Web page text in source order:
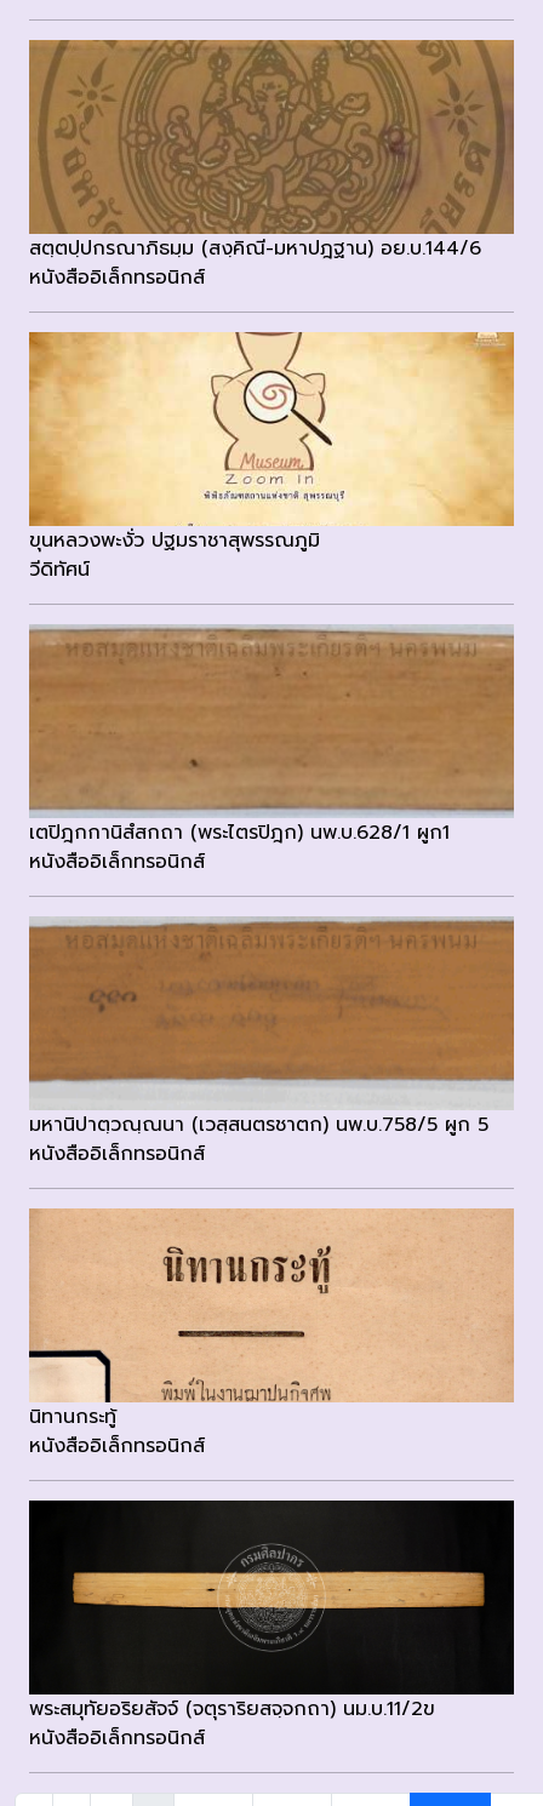
สตฺตปฺปกรณาภิธมฺม (สงฺคิณี-มหาปฎฐาน) อย.บ.144/6
หนังสืออิเล็กทรอนิกส์
ขุนหลวงพะงั่ว ปฐมราชาสุพรรณภูมิ
วีดิทัศน์
เตปิฎกกานิสํสกถา (พระไตรปิฎก) นพ.บ.628/1 ผูก1
หนังสืออิเล็กทรอนิกส์
มหานิปาตฺวณฺณนา (เวสฺสนตรชาตก) นพ.บ.758/5 ผูก 5
หนังสืออิเล็กทรอนิกส์
นิทานกระทู้
หนังสืออิเล็กทรอนิกส์
พระสมุทัยอริยสัจจ์ (จตุราริยสจฺจกถา) นม.บ.11/2ข
หนังสืออิเล็กทรอนิกส์